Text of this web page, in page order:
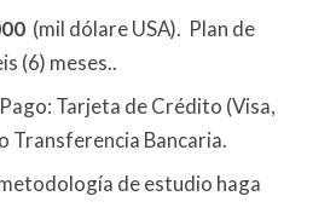
(mil dólare USA). Plan de
(6) meses..
Tarjeta de Crédito (Visa,
Transferencia Bancaria.
de estudio haga